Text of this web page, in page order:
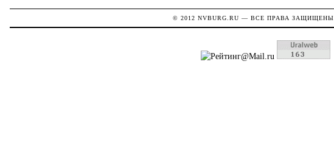
© 2012NVBURG.RU — ВСЕ ПРАВА ЗАЩИЩЕНЫ.